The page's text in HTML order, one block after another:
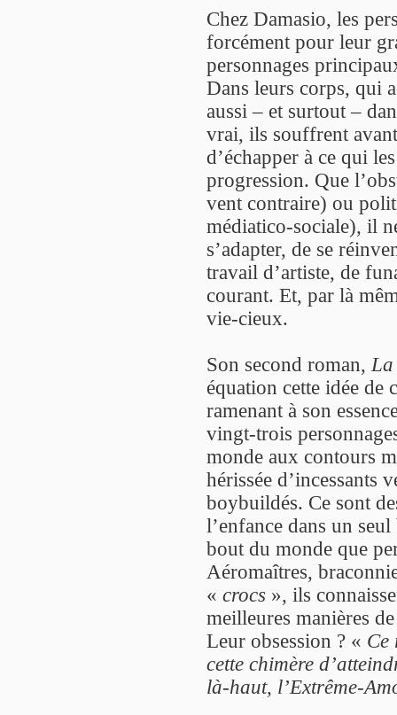
Chez Damasio, les
forcément pour leur
personnages
Dans leurs corps, qui
aussi – et surtout –
vrai, ils souffrent
d’échapper à ce qui
progression. Que
vent contraire) ou
médiatico-sociale), il
s’adapter, de se
travail d’artiste, de
courant. Et, par là
vie-cieux.
Son second roman,
équation cette idée de
ramenant à son
vingt-trois
monde aux contours
hérissée d’incessants
boybuildés. Ce sont
l’enfance dans un
bout du monde que
Aéromaîtres,
« crocs », ils
meilleures manières
Leur obsession ? « Ce
cette chimère
là-haut, l’Extrême-